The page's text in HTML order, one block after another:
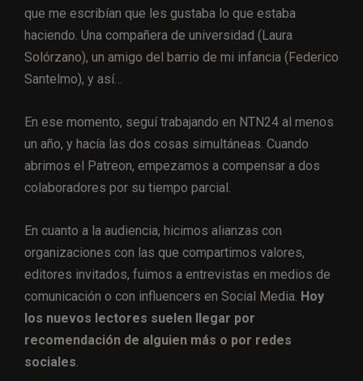
que me escribían que les gustaba lo que estaba
haciendo. Una compañera de universidad (Laura
Solórzano), un amigo del barrio de mi infancia (Federico
Santelmo), y así…
En ese momento, seguí trabajando en NTN24 al menos
un año, y hacía las dos cosas simultáneas. Cuando
abrimos el Patreon, empezamos a compensar a dos
colaboradores por su tiempo parcial.
En cuanto a la audiencia, hicimos alianzas con
organizaciones con las que compartimos valores,
editores invitados, fuimos a entrevistas en medios de
comunicación o con influencers en Social Media. Hoy
los nuevos lectores suelen llegar por
recomendación de alguien más o por redes
sociales.